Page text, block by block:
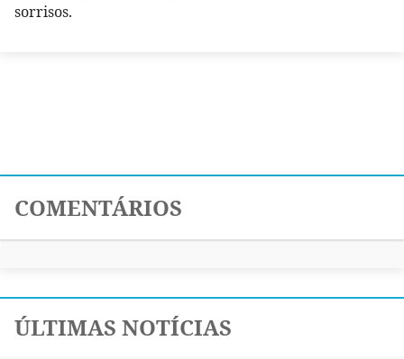
sorrisos.
COMENTÁRIOS
ÚLTIMAS NOTÍCIAS